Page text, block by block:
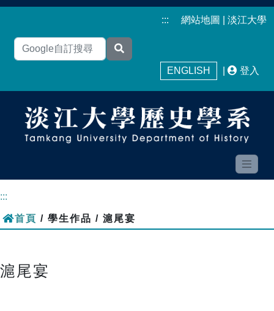
::: 網站地圖 淡江大學
ENGLISH 登入
:::
首頁 / 學生作品 / 滬尾宴
滬尾宴